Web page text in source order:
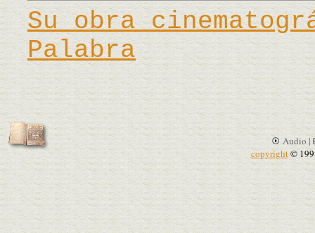
Su obra
Palabra
Audio |
copyright©